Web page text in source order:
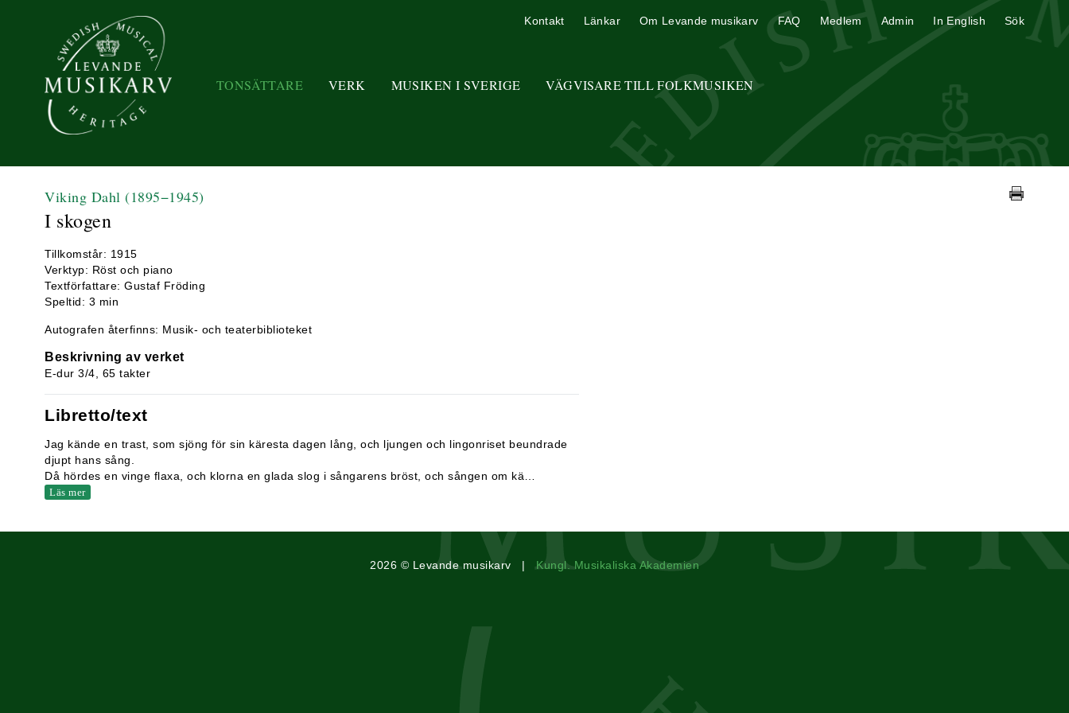
TONSÄTTARE VERK MUSIKEN I SVERIGE VÄGVISARE TILL FOLKMUSIKEN
Kontakt Länkar Om Levande musikarv FAQ Medlem Admin In English Sök
Viking Dahl (1895−1945)
I skogen
Tillkomstår: 1915
Verktyp: Röst och piano
Textförfattare: Gustaf Fröding
Speltid: 3 min
Autografen återfinns: Musik- och teaterbiblioteket
Beskrivning av verket
E-dur 3/4, 65 takter
Libretto/text
Jag kände en trast, som sjöng för sin käresta dagen lång, och ljungen och lingonriset beundrade
djupt hans sång.
Då hördes en vinge flaxa, och klorna en glada slog i sångarens bröst, och sången om kä
Läs mer
2026 © Levande musikarv |Kungl. Musikaliska Akademien